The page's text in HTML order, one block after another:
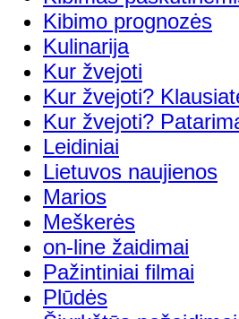
Kibimo prognozės
Kulinarija
Kur žvejoti
Kur žvejoti?
Kur žvejoti?
Leidiniai
Lietuvos naujienos
Marios
Meškerės
on-line žaidimai
Pažintiniai filmai
Plūdės